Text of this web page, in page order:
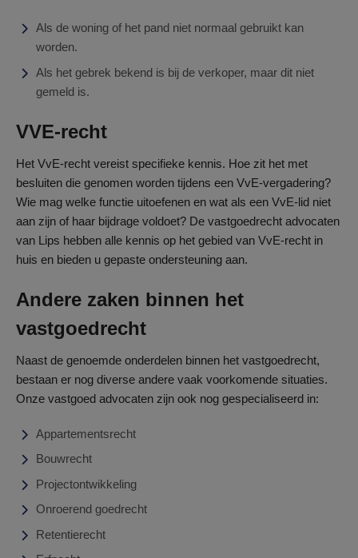
Als de woning of het pand niet normaal gebruikt kan
worden.
Als het gebrek bekend is bij de verkoper, maar dit niet
gemeld is.
VVE-recht
Het VvE-recht vereist specifieke kennis. Hoe zit het met
besluiten die genomen worden tijdens een VvE-vergadering?
Wie mag welke functie uitoefenen en wat als een VvE-lid niet
aan zijn of haar bijdrage voldoet? De vastgoedrecht advocaten
van Lips hebben alle kennis op het gebied van VvE-recht in
huis en bieden u gepaste ondersteuning aan.
Andere zaken binnen het
vastgoedrecht
Naast de genoemde onderdelen binnen het vastgoedrecht,
bestaan er nog diverse andere vaak voorkomende situaties.
Onze vastgoed advocaten zijn ook nog gespecialiseerd in:
Appartementsrecht
Bouwrecht
Projectontwikkeling
Onroerend goedrecht
Retentierecht